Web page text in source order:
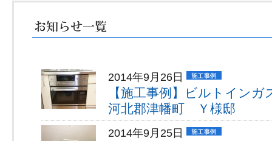
2014年9月26日
【施工事例】ビルトイン
河北郡津幡町 Ｙ様邸
2014年9月25日